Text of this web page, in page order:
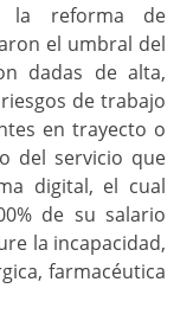
la reforma de
el umbral del
dadas de alta,
de trabajo
en trayecto o
del servicio que
digital, el cual
de su salario
la incapacidad,
farmacéutica